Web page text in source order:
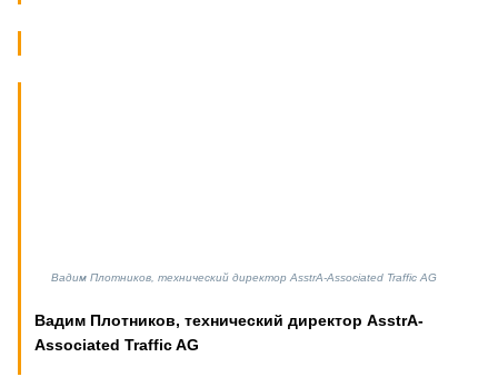
Вадим Плотников, технический директор AsstrA-Associated Traffic AG
Вадим Плотников, технический директор AsstrA-
Associated Traffic AG